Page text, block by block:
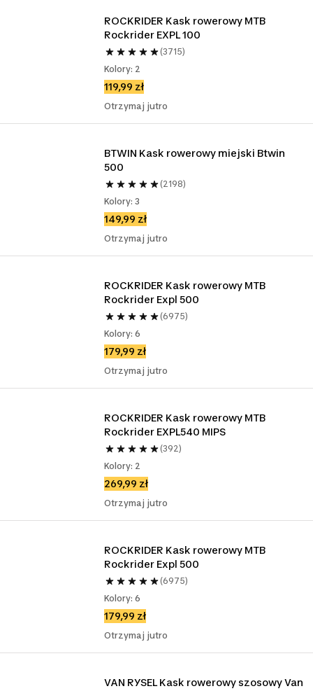
ROCKRIDER Kask rowerowy MTB
Rockrider EXPL 100
(3715)
Kolory: 2
119,99 zł
Otrzymaj jutro
BTWIN Kask rowerowy miejski Btwin
500
(2198)
Kolory: 3
149,99 zł
Otrzymaj jutro
ROCKRIDER Kask rowerowy MTB
Rockrider Expl 500
(6975)
Kolory: 6
179,99 zł
Otrzymaj jutro
ROCKRIDER Kask rowerowy MTB
Rockrider EXPL540 MIPS
(392)
Kolory: 2
269,99 zł
Otrzymaj jutro
ROCKRIDER Kask rowerowy MTB
Rockrider Expl 500
(6975)
Kolory: 6
179,99 zł
Otrzymaj jutro
VAN RYSEL Kask rowerowy szosowy Van